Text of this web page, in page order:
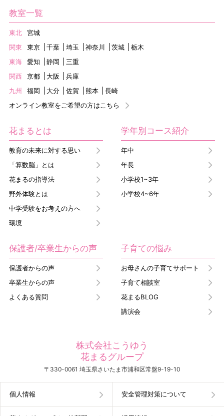
教室一覧
東北
宮城
関東
東京 千葉 埼玉 神奈川 茨城
栃木
東海
愛知 静岡
三重
関西
京都 大阪
兵庫
九州
福岡 大分 佐賀 熊本
長崎
オンライン教室をご希望の方はこちら
花まるとは
教育の未来に対する思い
「算数脳」とは
花まるの指導法
野外体験とは
中学受験をお考えの方へ
環境
学年別コース紹介
年中
年長
小学校1~3年
小学校4~6年
保護者/卒業生からの声
保護者からの声
卒業生からの声
よくある質問
子育ての悩み
お母さんの子育てサポート
子育て相談室
花まるBLOG
講演会
株式会社こうゆう
花まるグループ
〒330-0061 埼玉県さいたま市浦和区常盤9-19-10
個人情報 安全管理対策について